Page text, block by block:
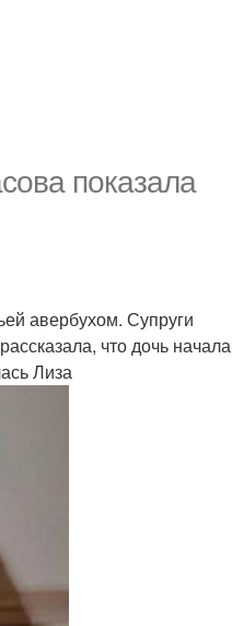
показала
авербухом. Супруги
что дочь начала
Лиза